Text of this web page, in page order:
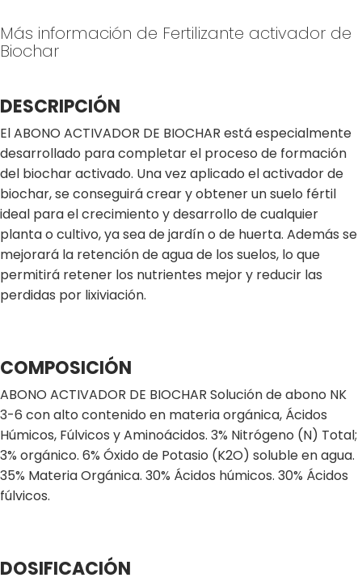
Más información de Fertilizante activador de
Biochar
DESCRIPCIÓN
El ABONO ACTIVADOR DE BIOCHAR está especialmente
desarrollado para completar el proceso de formación
del biochar activado. Una vez aplicado el activador de
biochar, se conseguirá crear y obtener un suelo fértil
ideal para el crecimiento y desarrollo de cualquier
planta o cultivo, ya sea de jardín o de huerta. Además se
mejorará la retención de agua de los suelos, lo que
permitirá retener los nutrientes mejor y reducir las
perdidas por lixiviación.
COMPOSICIÓN
ABONO ACTIVADOR DE BIOCHAR Solución de abono NK
3-6 con alto contenido en materia orgánica, Ácidos
Húmicos, Fúlvicos y Aminoácidos. 3% Nitrógeno (N) Total;
3% orgánico. 6% Óxido de Potasio (K2O) soluble en agua.
35% Materia Orgánica. 30% Ácidos húmicos. 30% Ácidos
fúlvicos.
DOSIFICACIÓN